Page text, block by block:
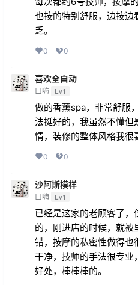
也按的特别舒服，边按边
乏。
0 0
喜欢全自动
口嗨 Lv1
做的香薰spa，非常舒服
法挺好的，我虽然不懂但
情，装修的整体风格我很
0 0
沙阿斯模样
口嗨 Lv1
已经是这家的老顾客了
的，刚进店的时候，就
错，按摩的私密性做得也
干净，技师的手法很专业
好处，棒棒棒的。